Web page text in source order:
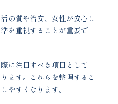
の質や治安、女性が安心し
を重視することが重要で
に注目すべき項目として
ます。これらを整理するこ
やすくなります。